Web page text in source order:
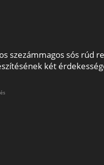
szezámmagos sós rúd
két